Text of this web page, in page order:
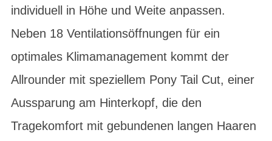
individuell in Höhe und Weite anpassen.
Neben 18 Ventilationsöffnungen für ein
optimales Klimamanagement kommt der
Allrounder mit speziellem Pony Tail Cut, einer
Aussparung am Hinterkopf, die den
Tragekomfort mit gebundenen langen Haaren